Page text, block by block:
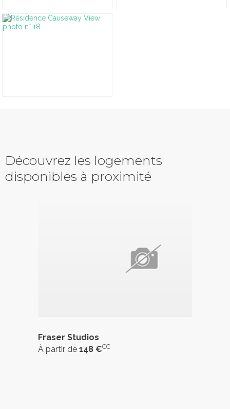
Découvrez les logements
disponibles à proximité
Fraser Studios
À partir de 148 €CC